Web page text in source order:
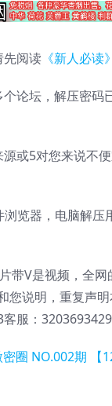
先阅读 《新人必读》
论坛，解压密码
或5对您来说不
浏览器，电脑解
带V是视频，全
您说明，重复声
服：